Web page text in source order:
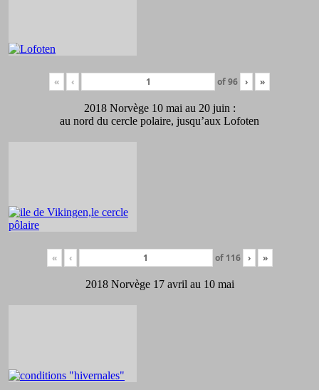
« ‹ of96 › »
2018 Norvège 10 mai au 20 juin :
au nord du cercle polaire, jusqu’aux Lofoten
« ‹ of 116 › »
2018 Norvège 17 avril au 10 mai